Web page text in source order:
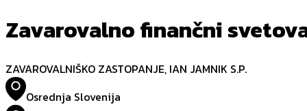
Zavarovalno finančni
ZAVAROVALNIŠKO ZASTOPANJE, IAN JAMNIK S.P.
Osrednja Slovenija